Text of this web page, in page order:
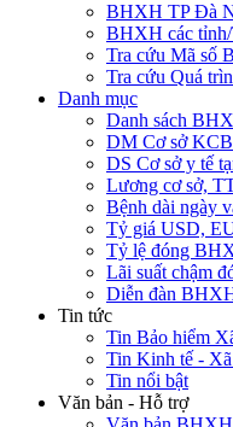
BHXH TP Đà
BHXH các
Tra cứu Mã số
Tra cứu Quá
Danh mục
Danh sách
DM Cơ sở
DS Cơ sở y tế
Lương cơ sở,
Bệnh dài ngày
Tỷ giá USD,
Tỷ lệ đóng
Lãi suất chậm
Diễn đàn
Tin tức
Tin Bảo hiểm
Tin Kinh tế -
Tin nổi bật
Văn bản - Hỗ trợ